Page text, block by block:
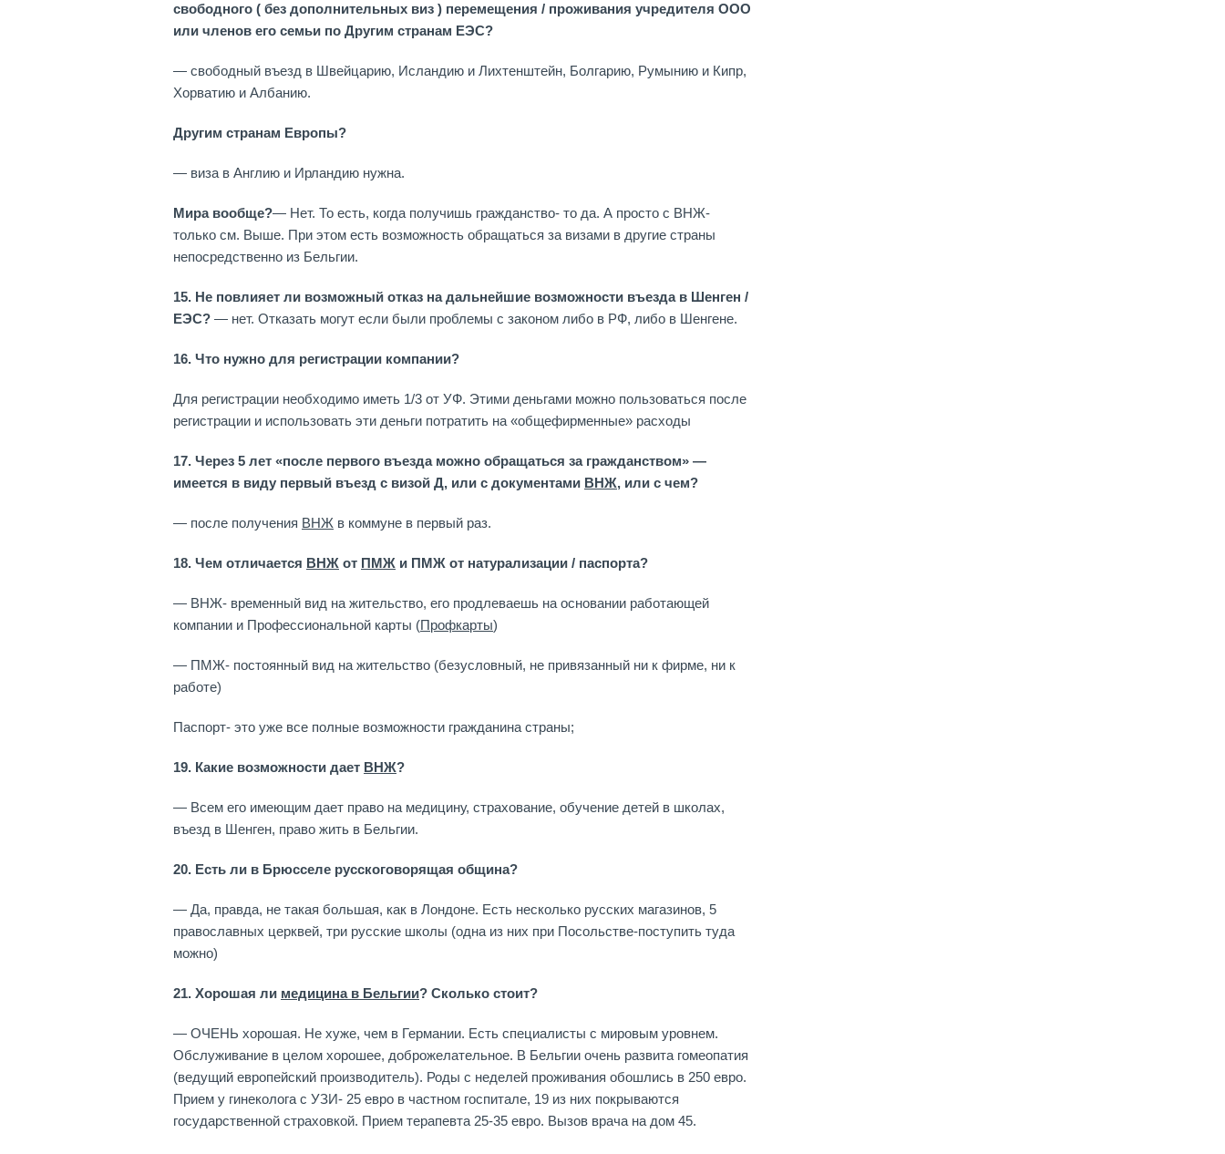
свободного ( без дополнительных виз ) перемещения / проживания учредителя ООО
или членов его семьи по Другим странам ЕЭС?
— свободный въезд в Швейцарию, Исландию и Лихтенштейн, Болгарию, Румынию и Кипр,
Хорватию и Албанию.
Другим странам Европы?
— виза в Англию и Ирландию нужна.
Мира вообще?— Нет. То есть, когда получишь гражданство- то да. А просто с ВНЖ-
только см. Выше. При этом есть возможность обращаться за визами в другие страны
непосредственно из Бельгии.
15. Не повлияет ли возможный отказ на дальнейшие возможности въезда в Шенген /
ЕЭС? — нет. Отказать могут если были проблемы с законом либо в РФ, либо в Шенгене.
16. Что нужно для регистрации компании?
Для регистрации необходимо иметь 1/3 от УФ. Этими деньгами можно пользоваться после
регистрации и использовать эти деньги потратить на «общефирменные» расходы
17. Через 5 лет «после первого въезда можно обращаться за гражданством» —
имеется в виду первый въезд с визой Д, или с документами ВНЖ, или с чем?
— после получения ВНЖ в коммуне в первый раз.
18. Чем отличается ВНЖ от ПМЖ и ПМЖ от натурализации / паспорта?
— ВНЖ- временный вид на жительство, его продлеваешь на основании работающей
компании и Профессиональной карты (Профкарты)
— ПМЖ- постоянный вид на жительство (безусловный, не привязанный ни к фирме, ни к
работе)
Паспорт- это уже все полные возможности гражданина страны;
19. Какие возможности дает ВНЖ?
— Всем его имеющим дает право на медицину, страхование, обучение детей в школах,
въезд в Шенген, право жить в Бельгии.
20. Есть ли в Брюсселе русскоговорящая община?
— Да, правда, не такая большая, как в Лондоне. Есть несколько русских магазинов, 5
православных церквей, три русские школы (одна из них при Посольстве-поступить туда
можно)
21. Хорошая ли медицина в Бельгии? Сколько стоит?
— ОЧЕНЬ хорошая. Не хуже, чем в Германии. Есть специалисты с мировым уровнем.
Обслуживание в целом хорошее, доброжелательное. В Бельгии очень развита гомеопатия
(ведущий европейский производитель). Роды с неделей проживания обошлись в 250 евро.
Прием у гинеколога с УЗИ- 25 евро в частном госпитале, 19 из них покрываются
государственной страховкой. Прием терапевта 25-35 евро. Вызов врача на дом 45.